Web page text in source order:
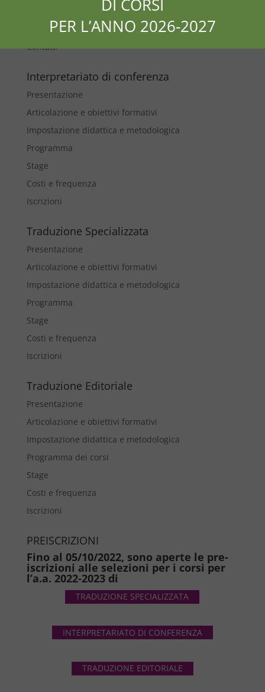
Dicono di noi
Contatti
Interpretariato di conferenza
Presentazione
Articolazione e obiettivi formativi
Impostazione didattica e metodologica
Programma
Stage
Costi e frequenza
Iscrizioni
Traduzione Specializzata
Presentazione
Articolazione e obiettivi formativi
Impostazione didattica e metodologica
Programma
Stage
Costi e frequenza
Iscrizioni
Traduzione Editoriale
Presentazione
Articolazione e obiettivi formativi
Impostazione didattica e metodologica
Programma dei corsi
Stage
Costi e frequenza
Iscrizioni
PREISCRIZIONI
Fino al 05/10/2022, sono aperte le pre-
iscrizioni alle selezioni per i corsi per
l’a.a. 2022-2023 di
TRADUZIONE SPECIALIZZATA
INTERPRETARIATO DI CONFERENZA
TRADUZIONE EDITORIALE
DI CORSI
PER L’ANNO 2026-2027